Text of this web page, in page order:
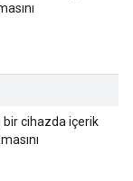
bir cihazda içerik